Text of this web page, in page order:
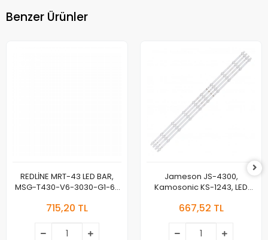
Benzer Ürünler
REDLİNE MRT-43 LED BAR,
MSG-T430-V6-3030-G1-6-
715,20 TL
Jameson JS-4300,
Kamosonic KS-1243, LED
SD43-DNJF-IK41
667,52 TL